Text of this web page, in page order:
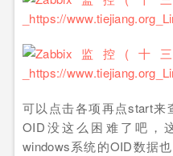
可以点击各项再点start来
OID没这么困难了吧，
windows系统的OID数据